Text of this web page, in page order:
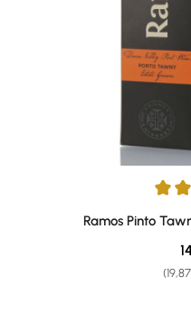
Durchschnittliche
Ramos Pinto